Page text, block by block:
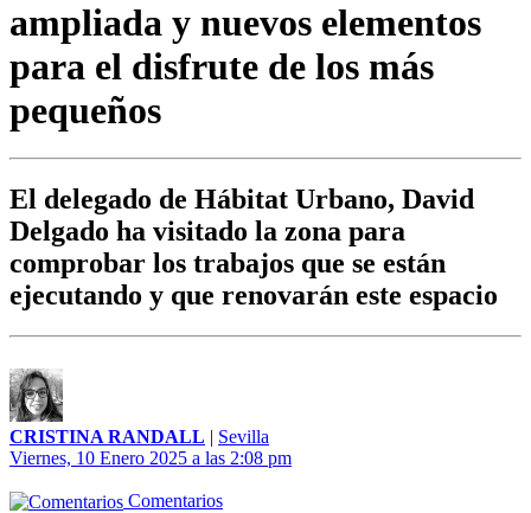
ampliada y nuevos elementos
para el disfrute de los más
pequeños
El delegado de Hábitat Urbano, David
Delgado ha visitado la zona para
comprobar los trabajos que se están
ejecutando y que renovarán este espacio
CRISTINA RANDALL | Sevilla
Viernes, 10 Enero 2025 a las 2:08 pm
Comentarios